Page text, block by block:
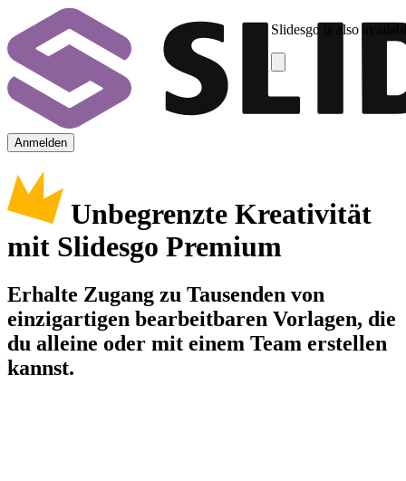
Slidesgo is also
Anmelden
Unbegrenzte Kreativität
mit Slidesgo Premium
Erhalte Zugang zu Tausenden von
einzigartigen bearbeitbaren Vorlagen, die
du alleine oder mit einem Team erstellen
kannst.